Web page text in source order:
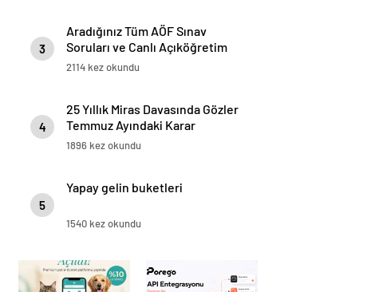
3
Aradığınız Tüm AÖF Sınav
Soruları ve Canlı Açıköğretim
Forumu Burada
2114 kez okundu
4
25 Yıllık Miras Davasında Gözler
Temmuz Ayındaki Karar
Duruşmasına Çevrildi
1896 kez okundu
5
Yapay gelin buketleri
1540 kez okundu